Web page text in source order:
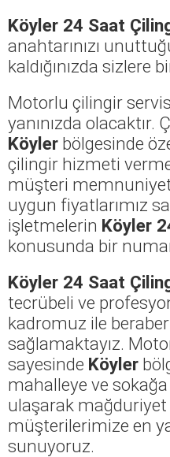
Köyler 24 Saat
anahtarınızı
kaldığınızda sizlere
Motorlu çilingir
yanınızda
Köyler bölgesinde
çilingir hizmeti
müşteri
uygun fiyatlarımız
işletmelerin Köyler
konusunda bir
Köyler 24 Saat
tecrübeli ve
kadromuz ile
sağlamaktayız.
sayesinde Köyler
mahalleye ve sokağa
ulaşarak mağduriyet
müşterilerimize en
sunuyoruz.